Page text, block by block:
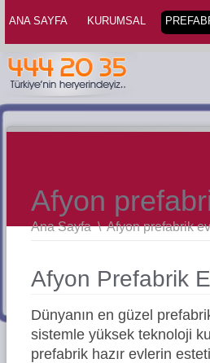
ANA SAYFA KURUMSAL
Afyon
Ana Sayfa \Afyon prefabrik
Afyon Prefabrik
Dünyanın en güzel
sistemle yüksek teknoloji
prefabrik hazır evlerin